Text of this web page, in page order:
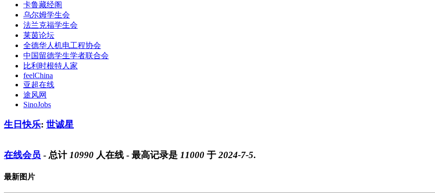
卡鲁藏经阁
乌尔姆学生会
法兰克福学生会
莱茵论坛
全德华人机电工程协会
中国留德学生学者联合会
比利时根特人家
feelChina
亚超在线
途风网
SinoJobs
生日快乐: 世诚星
在线会员 - 总计10990 人在线 - 最高记录是 11000 于2024-7-5.
最新图片